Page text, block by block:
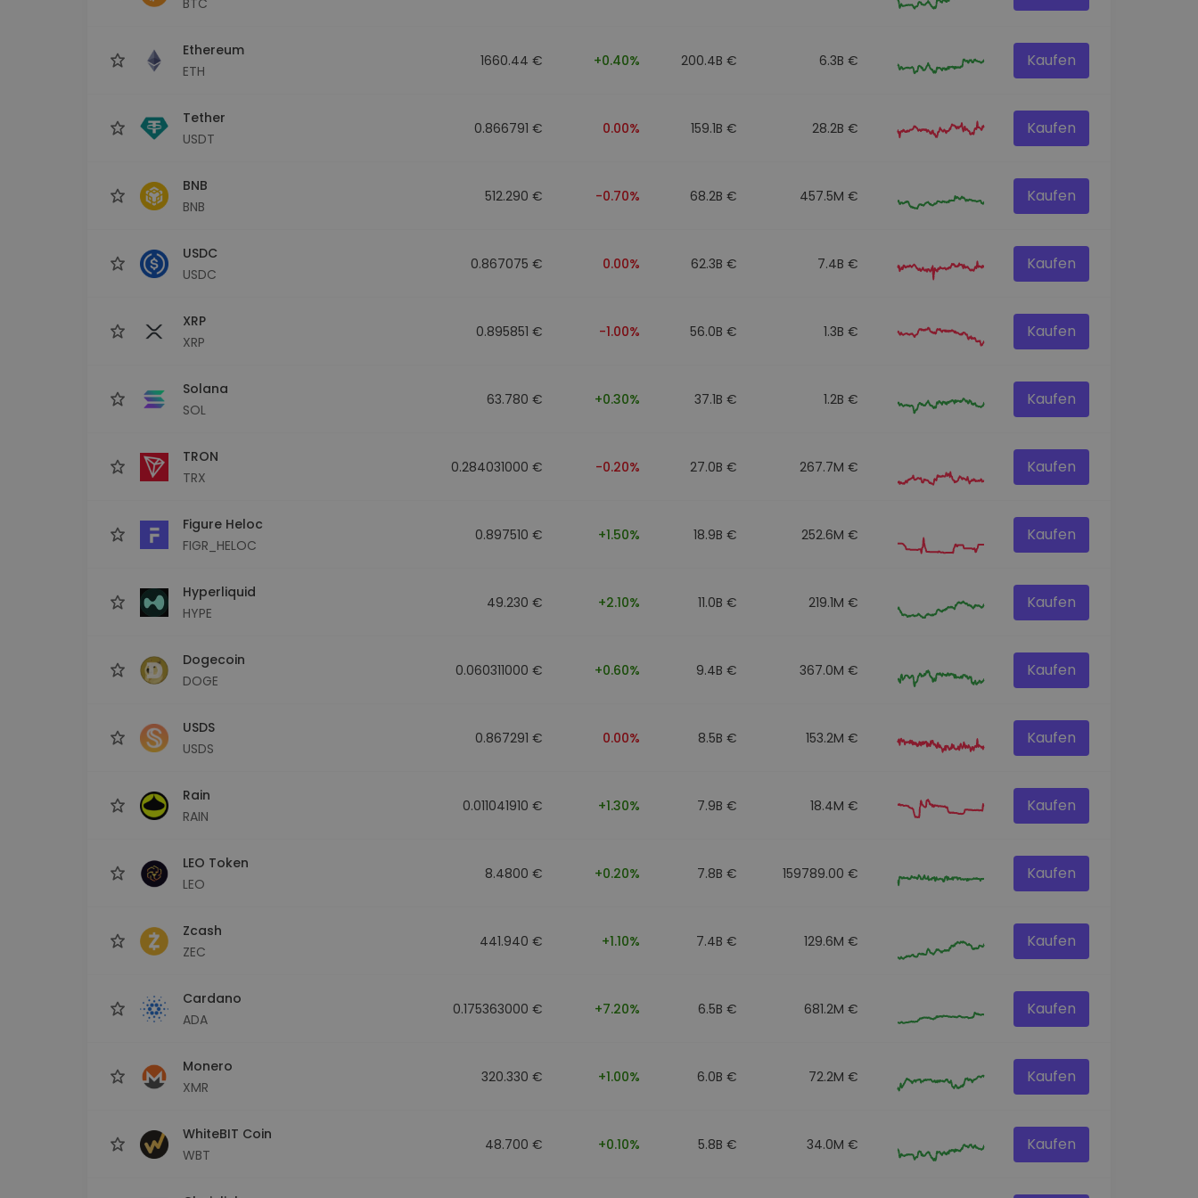
Finde deine Krypto-Strategie
Ethereum
ETH
1660.44 € +0.40% 200.4B € 6.3B € Kaufen
Tether
USDT
0.866791 € 0.00% 159.1B € 28.2B € Kaufen
BNB
BNB
512.290 € -0.70% 68.2B € 457.5M € Kaufen
USDC
USDC
0.867075 € 0.00% 62.3B € 7.4B € Kaufen
XRP
XRP
0.895851 € -1.00% 56.0B € 1.3B € Kaufen
Solana
SOL
63.780 € +0.30% 37.1B € 1.2B € Kaufen
TRON
TRX
0.284031000 € -0.20% 27.0B € 267.7M € Kaufen
Figure Heloc
FIGR_HELOC
0.897510 € +1.50% 18.9B € 252.6M € Kaufen
Hyperliquid
HYPE
49.230 € +2.10% 11.0B € 219.1M € Kaufen
Dogecoin
DOGE
0.060311000 € +0.60% 9.4B € 367.0M € Kaufen
USDS
USDS
0.867291 € 0.00% 8.5B € 153.2M € Kaufen
Rain
RAIN
0.011041910 € +1.30% 7.9B € 18.4M € Kaufen
LEO Token
LEO
8.4800 € +0.20% 7.8B € 159789.00 € Kaufen
Zcash
ZEC
441.940 € +1.10% 7.4B € 129.6M € Kaufen
Cardano
ADA
0.175363000 € +7.20% 6.5B € 681.2M € Kaufen
Monero
XMR
320.330 € +1.00% 6.0B € 72.2M € Kaufen
WhiteBIT Coin
WBT
48.700 € +0.10% 5.8B € 34.0M € Kaufen